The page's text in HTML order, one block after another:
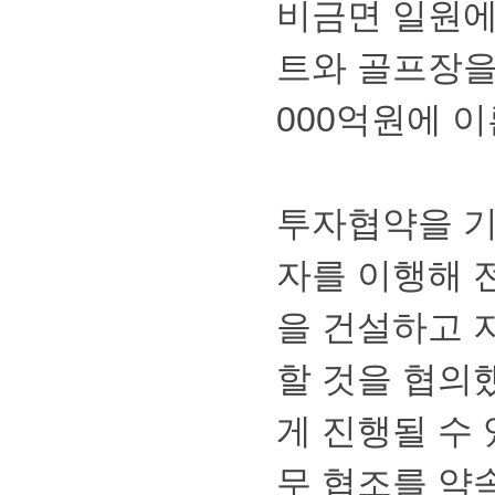
비금면일원
트와골프장
000억원에
투자협약을
자를이행해
을건설하고
할것을협의
게진행될수
무협조를약